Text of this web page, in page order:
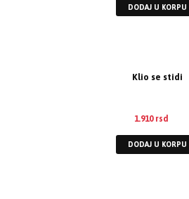
DODAJ U KORPU
Klio se stidi
1.910 rsd
DODAJ U KORPU